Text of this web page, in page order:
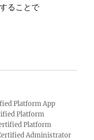
ることで
Platform App
Platform
Platform
Administrator